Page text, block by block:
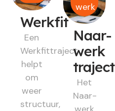
Werkfit
Een
Werkfittraject
helpt
om
weer
structuur,
werk
Naar-
werk
traject
Het
Naar-